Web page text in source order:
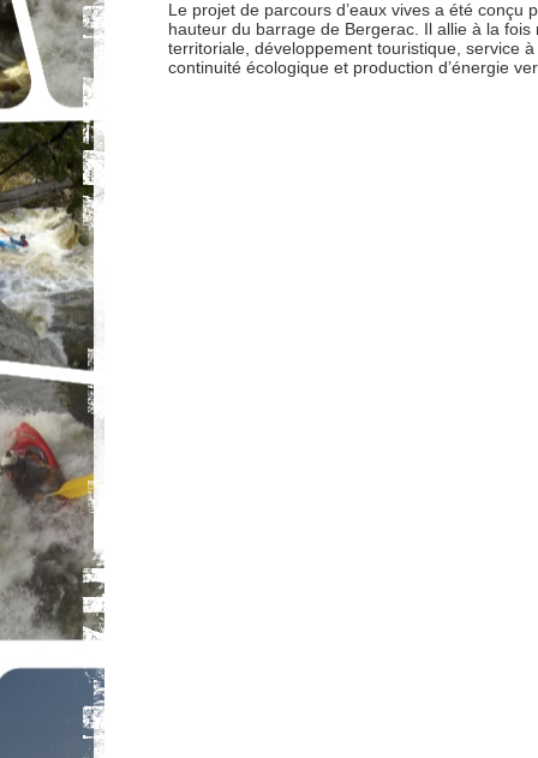
Le projet de parcours d’eaux vives a été conçu
hauteur du barrage de Bergerac. Il allie à la fois
territoriale, développement touristique, service
continuité écologique et production d’énergie